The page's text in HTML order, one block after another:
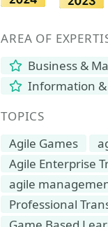
AREA OF
Business &
Information &
TOPICS
Agile Games
Agile Enterprise
agile
Professional